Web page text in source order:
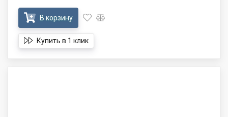
В корзину
Купить в 1 клик